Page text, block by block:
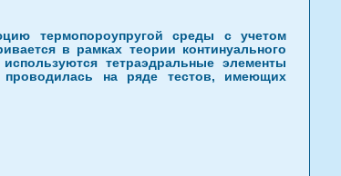
термопороупругой среды с учетом
в рамках теории континуального
тетраэдральные элементы
проводилась на ряде тестов, имеющих